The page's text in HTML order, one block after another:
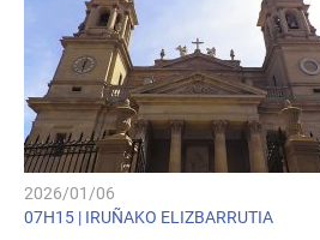
2026/01/06
07H15 | IRUÑAKO ELIZBARRUTIA